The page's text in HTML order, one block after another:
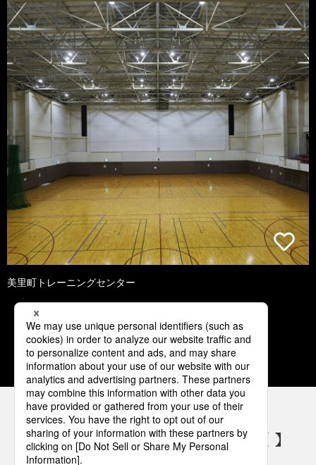
美里町トレーニングセンター
1 2 3 4 5
パナソニックの電気設備 SNSアカウント